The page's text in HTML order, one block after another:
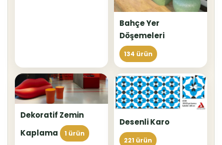
Bahçe Yer
Döşemeleri
134 ürün
Dekoratif Zemin
Kaplama
1 ürün
Desenli Karo
221 ürün